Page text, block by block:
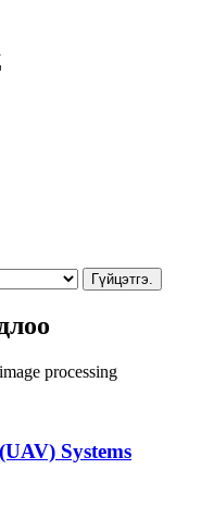
Гүйцэтгэ.
image processing
Systems